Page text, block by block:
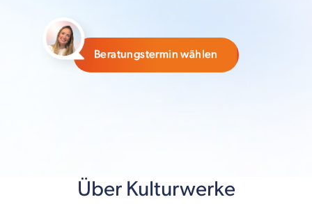
Beratungstermin wählen
Über Kulturwerke